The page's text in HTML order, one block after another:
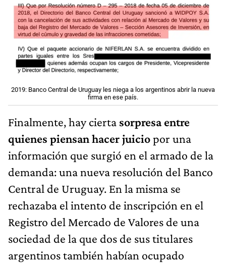
2019: Banco Central de Uruguay les niega a los argentinos abrir la nueva
firma en ese país.
Finalmente, hay cierta sorpresa entre
quienes piensan hacer juiciopor una
información que surgió en el armado de la
demanda: una nueva resolución del Banco
Central de Uruguay. En la misma se
rechazaba el intento de inscripción en el
Registro del Mercado de Valores de una
sociedad de la que dos de sus titulares
argentinos también habían ocupado